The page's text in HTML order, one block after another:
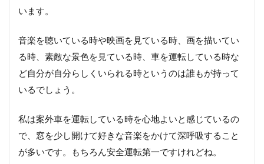
います。
音楽を聴いている時や映画を見ている時、画を描いてい
る時、素敵な景色を見ている時、車を運転している時な
ど自分が自分らしくいられる時というのは誰もが持って
いるでしょう。
私は案外車を運転している時を心地よいと感じているの
で、窓を少し開けて好きな音楽をかけて深呼吸すること
が多いです。もちろん安全運転第一ですけれどね。